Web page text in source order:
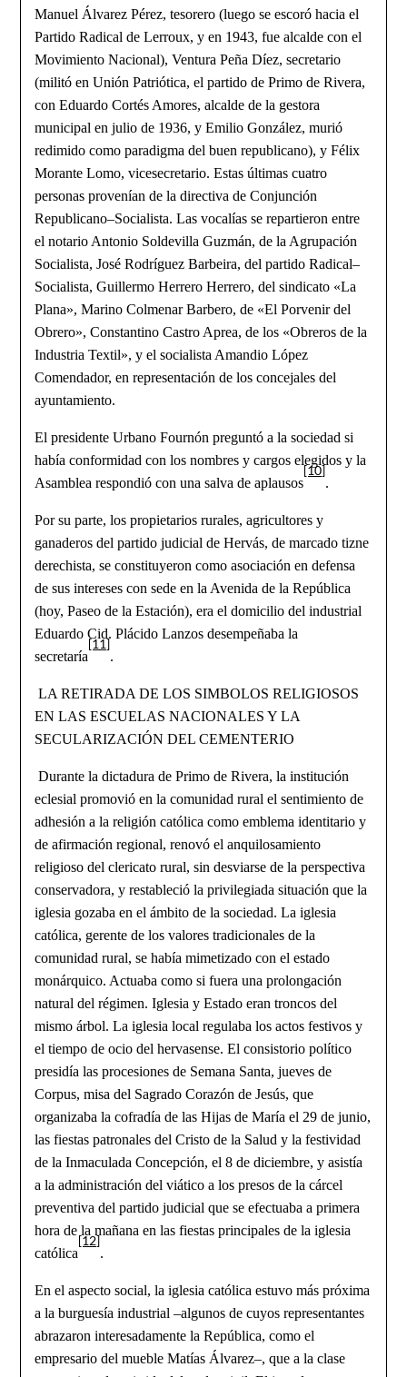
Manuel Álvarez Pérez, tesorero (luego se escoró hacia el
Partido Radical de Lerroux, y en 1943, fue alcalde con el
Movimiento Nacional), Ventura Peña Díez, secretario
(militó en Unión Patriótica, el partido de Primo de Rivera,
con Eduardo Cortés Amores, alcalde de la gestora
municipal en julio de 1936, y Emilio González, murió
redimido como paradigma del buen republicano), y Félix
Morante Lomo, vicesecretario. Estas últimas cuatro
personas provenían de la directiva de Conjunción
Republicano–Socialista. Las vocalías se repartieron entre
el notario Antonio Soldevilla Guzmán, de la Agrupación
Socialista, José Rodríguez Barbeira, del partido Radical–
Socialista, Guillermo Herrero Herrero, del sindicato «La
Plana», Marino Colmenar Barbero, de «El Porvenir del
Obrero», Constantino Castro Aprea, de los «Obreros de la
Industria Textil», y el socialista Amandio López
Comendador, en representación de los concejales del
ayuntamiento.
El presidente Urbano Fournón preguntó a la sociedad si
había conformidad con los nombres y cargos elegidos y la
Asamblea respondió con una salva de aplausos
[10]
.
Por su parte, los propietarios rurales, agricultores y
ganaderos del partido judicial de Hervás, de marcado tizne
derechista, se constituyeron como asociación en defensa
de sus intereses con sede en la Avenida de la República
(hoy, Paseo de la Estación), era el domicilio del industrial
Eduardo Cid. Plácido Lanzos desempeñaba la
secretaría
[11]
.
LA RETIRADA DE LOS SIMBOLOS RELIGIOSOS
EN LAS ESCUELAS NACIONALES Y LA
SECULARIZACIÓN DEL CEMENTERIO
Durante la dictadura de Primo de Rivera, la institución
eclesial promovió en la comunidad rural el sentimiento de
adhesión a la religión católica como emblema identitario y
de afirmación regional, renovó el anquilosamiento
religioso del clericato rural, sin desviarse de la perspectiva
conservadora, y restableció la privilegiada situación que la
iglesia gozaba en el ámbito de la sociedad. La iglesia
católica, gerente de los valores tradicionales de la
comunidad rural, se había mimetizado con el estado
monárquico. Actuaba como si fuera una prolongación
natural del régimen. Iglesia y Estado eran troncos del
mismo árbol. La iglesia local regulaba los actos festivos y
el tiempo de ocio del hervasense. El consistorio político
presidía las procesiones de Semana Santa, jueves de
Corpus, misa del Sagrado Corazón de Jesús, que
organizaba la cofradía de las Hijas de María el 29 de junio,
las fiestas patronales del Cristo de la Salud y la festividad
de la Inmaculada Concepción, el 8 de diciembre, y asistía
a la administración del viático a los presos de la cárcel
preventiva del partido judicial que se efectuaba a primera
hora de la mañana en las fiestas principales de la iglesia
católica
[12]
.
En el aspecto social, la iglesia católica estuvo más próxima
a la burguesía industrial –algunos de cuyos representantes
abrazaron interesadamente la República, como el
empresario del mueble Matías Álvarez–, que a la clase